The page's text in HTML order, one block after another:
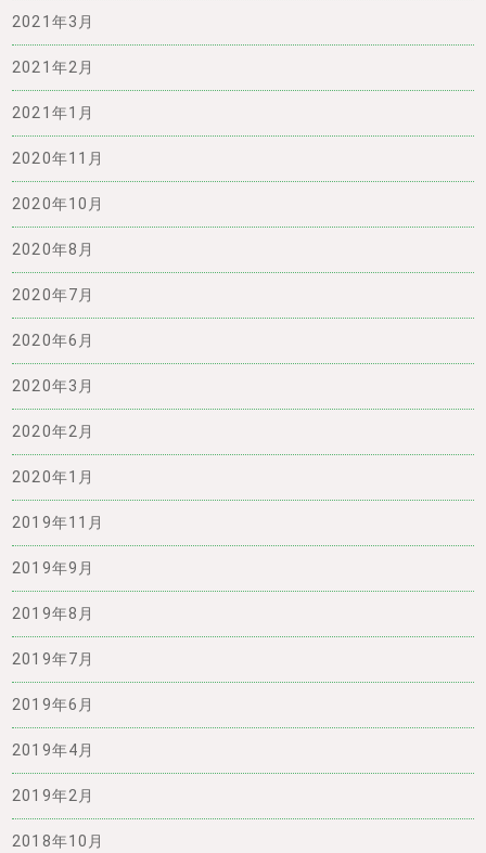
2021年3月
2021年2月
2021年1月
2020年11月
2020年10月
2020年8月
2020年7月
2020年6月
2020年3月
2020年2月
2020年1月
2019年11月
2019年9月
2019年8月
2019年7月
2019年6月
2019年4月
2019年2月
2018年10月